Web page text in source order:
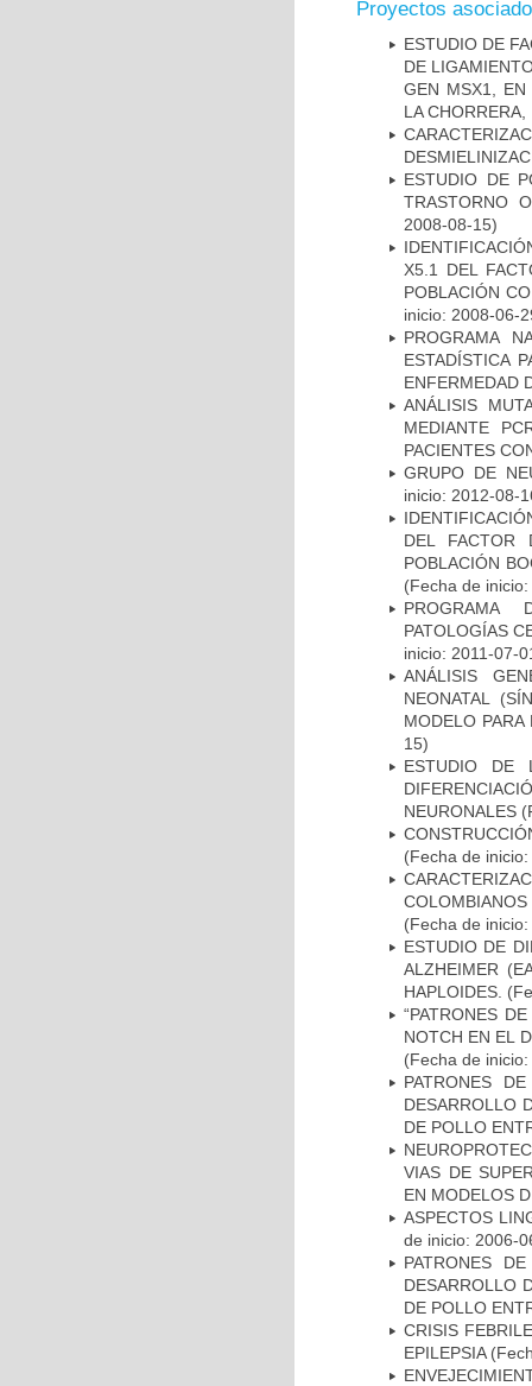
Proyectos
ESTUDIO DE
DE
GEN MSX1, EN
LA
ESTUDIO DE
TRASTORNO
2008-08-15)
X5.1 DEL
POBLACIÓN
inicio: 2008-06-
PROGRAMA
ESTADÍSTICA
ENFERMEDAD
ANÁLISIS
MEDIANTE
PACIENTES
GRUPO DE
inicio: 2012-08-
DEL FACTOR
POBLACIÓN
(Fecha de
PROGRAMA
PATOLOGÍAS
inicio: 2011-07-
ANÁLISIS
NEONATAL
MODELO
15)
ESTUDIO DE
NEURONALES
(Fecha de
(Fecha de
ESTUDIO DE
ALZHEIMER
HAPLOIDES.
“PATRONES
NOTCH EN EL
(Fecha de
PATRONES
DESARROLLO
DE POLLO
VIAS DE
EN MODELOS
ASPECTOS
de inicio: 2006-
PATRONES
DESARROLLO
DE POLLO
CRISIS
EPILEPSIA